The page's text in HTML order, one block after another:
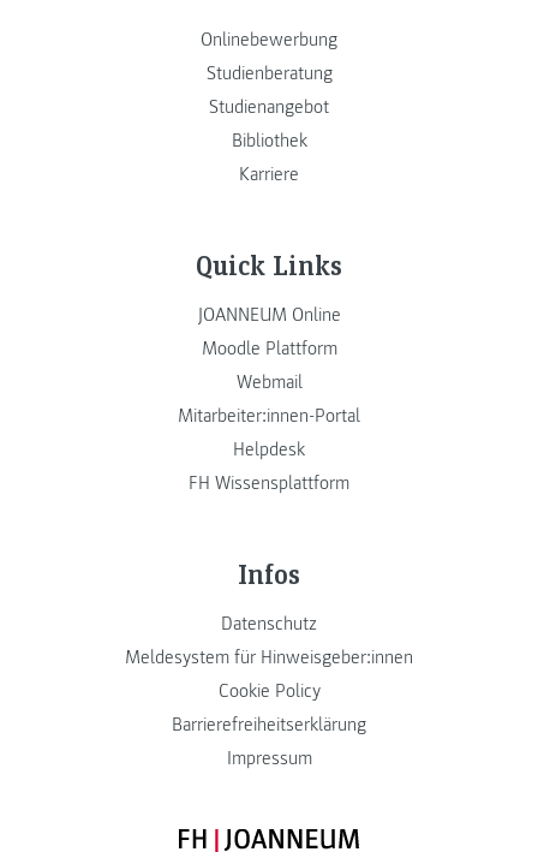
Onlinebewerbung
Studienberatung
Studienangebot
Bibliothek
Karriere
Quick Links
JOANNEUM Online
Moodle Plattform
Webmail
Mitarbeiter:innen-Portal
Helpdesk
FH Wissensplattform
Infos
Datenschutz
Meldesystem für Hinweisgeber:innen
Cookie Policy
Barrierefreiheitserklärung
Impressum
FH JOANNEUM Logo